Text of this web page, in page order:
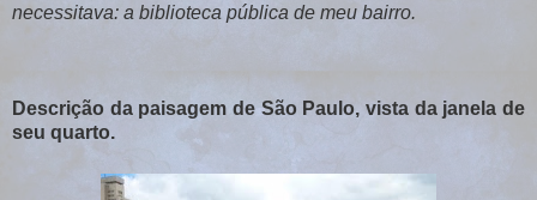
necessitava: a biblioteca pública de meu bairro.
Descrição da paisagem de São Paulo, vista da janela de
seu quarto.